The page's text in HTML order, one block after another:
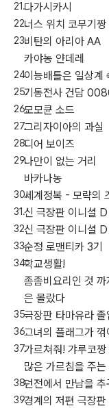
다가시카시
너스 위치 코무기짱
비탄의 아리아 AA
카야농 얀데레
이능배틀은 일상계
기동전사 건담
모모큔 소드
그리자이아의 과실
디어 보이즈
나만이 없는 거리
바카나농
세계정복 - 모략의
신 극장판 이니셜
신 극장판 이니셜
순정 로맨티카 3기
학교생활!
좀좀비요리인 것
은 몰랐다
극장판 타마유라
그녀의 플래그가 꺾
가르쳐줘! 갸루코짱
많은 가르침을 주
던전에서 만남을
경계의 저편 극장판